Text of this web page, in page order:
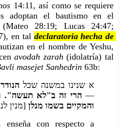
14:11, así como se requiere
adoptan el bautismo en el
28:19; Lucas 24:47;
en tal declaratoria hecha de
en el nombre de Yeshu,
avodah zarah (idolatría) tal
masejet Sanhedrin 63b:
א שנינו במשנה שכל
— הרי זה ב"לא תעשה".
והמקיים בשמו מנלן [מנין